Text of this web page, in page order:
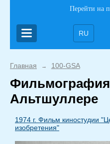
Перейти на
RU
Главная → 100-GSA
Альтшуллере
1974 г. Фильм киностудии
изобретения"